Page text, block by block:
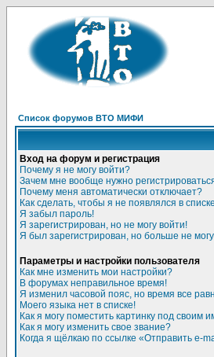
Список форумов ВТО МИФИ
Вход на форум и регистрация
Почему я не могу войти?
Зачем мне вообще нужно
Почему меня автоматически отключает?
Как сделать, чтобы я не появлялся в
Я забыл пароль!
Я зарегистрирован, но не могу войти!
Я был зарегистрирован, но больше не
Параметры и настройки пользователя
Как мне изменить мои настройки?
В форумах неправильное время!
Я изменил часовой пояс, но время все
Моего языка нет в списке!
Как я могу поместить картинку под своим
Как я могу изменить свое звание?
Когда я щёлкаю по ссылке «Отправить e-